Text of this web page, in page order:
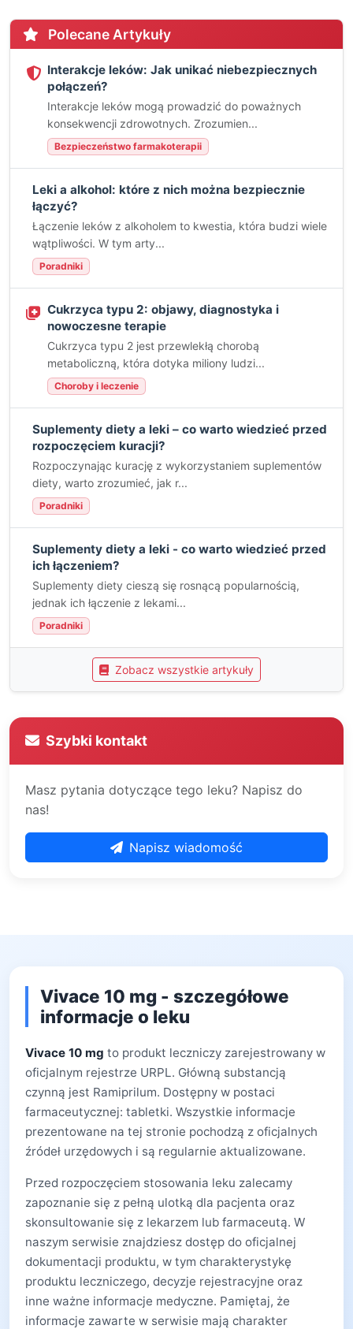
Polecane Artykuły
Interakcje leków: Jak unikać niebezpiecznych
połączeń?
Interakcje leków mogą prowadzić do poważnych
konsekwencji zdrowotnych. Zrozumien...
Bezpieczeństwo farmakoterapii
Leki a alkohol: które z nich można bezpiecznie
łączyć?
Łączenie leków z alkoholem to kwestia, która budzi wiele
wątpliwości. W tym arty...
Poradniki
Cukrzyca typu 2: objawy, diagnostyka i
nowoczesne terapie
Cukrzyca typu 2 jest przewlekłą chorobą
metaboliczną, która dotyka miliony ludzi...
Choroby i leczenie
Suplementy diety a leki – co warto wiedzieć przed
rozpoczęciem kuracji?
Rozpoczynając kurację z wykorzystaniem suplementów
diety, warto zrozumieć, jak r...
Poradniki
Suplementy diety a leki - co warto wiedzieć przed
ich łączeniem?
Suplementy diety cieszą się rosnącą popularnością,
jednak ich łączenie z lekami...
Poradniki
Zobacz wszystkie artykuły
Szybki kontakt
Masz pytania dotyczące tego leku? Napisz do
nas!
Napisz wiadomość
Vivace 10 mg - szczegółowe
informacje o leku
Vivace 10 mg to produkt leczniczy zarejestrowany w
oficjalnym rejestrze URPL. Główną substancją
czynną jest Ramiprilum. Dostępny w postaci
farmaceutycznej: tabletki. Wszystkie informacje
prezentowane na tej stronie pochodzą z oficjalnych
źródeł urzędowych i są regularnie aktualizowane.
Przed rozpoczęciem stosowania leku zalecamy
zapoznanie się z pełną ulotką dla pacjenta oraz
skonsultowanie się z lekarzem lub farmaceutą. W
naszym serwisie znajdziesz dostęp do oficjalnej
dokumentacji produktu, w tym charakterystykę
produktu leczniczego, decyzje rejestracyjne oraz
inne ważne informacje medyczne. Pamiętaj, że
informacje zawarte w serwisie mają charakter